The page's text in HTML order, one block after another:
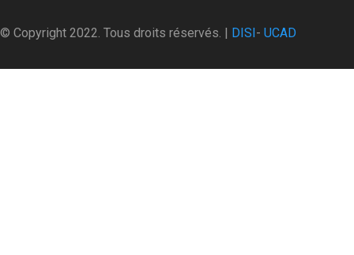
© Copyright 2022. Tous droits réservés. | DISI- UCAD